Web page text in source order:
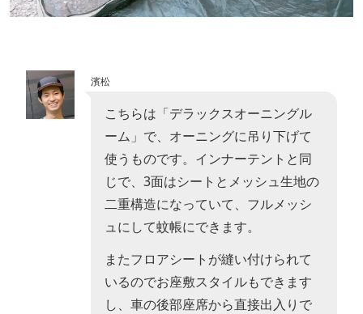
濱松
こちらは「デラックスオーニングル
ーム」で、オーニングに吊り下げて
使うものです。インナーテントと同
じで、3面はシートとメッシュ生地の
二重構造になっていて、フルメッシ
ュにして蚊帳にできます。
またフロアシートが縫い付けられて
いるのでお座敷スタイルもできます
し、車の後部座席から直接出入りで